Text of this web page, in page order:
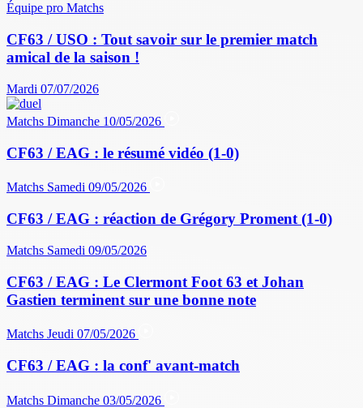
Équipe pro Matchs
CF63 / USO : Tout savoir sur le premier match
amical de la saison !
Mardi 07/07/2026
Matchs Dimanche 10/05/2026
CF63 / EAG : le résumé vidéo (1-0)
Matchs Samedi 09/05/2026
CF63 / EAG : réaction de Grégory Proment (1-0)
Matchs Samedi 09/05/2026
CF63 / EAG : Le Clermont Foot 63 et Johan
Gastien terminent sur une bonne note
Matchs Jeudi 07/05/2026
CF63 / EAG : la conf' avant-match
Matchs Dimanche 03/05/2026